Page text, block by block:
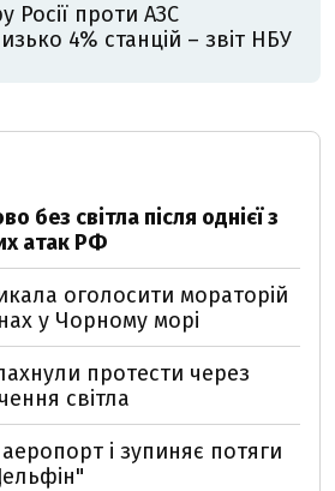
Росії проти АЗС
4% станцій – звіт НБУ
без світла після однієї з
атак РФ
оголосити мораторій
у Чорному морі
протести через
світла
і зупиняє потяги